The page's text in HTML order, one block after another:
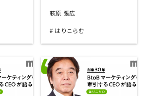
萩原 張広
はりこらむ